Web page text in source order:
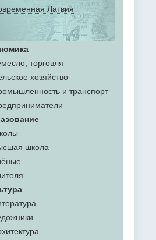
Латвия
торговля
хозяйство
и транспорт
школа